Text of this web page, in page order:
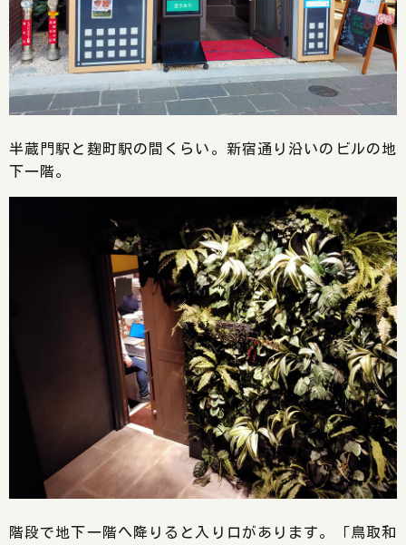
半蔵門駅と麹町駅の間くらい。新宿通り沿いのビルの地
下一階。
階段で地下一階へ降りると入り口があります。「鳥取和